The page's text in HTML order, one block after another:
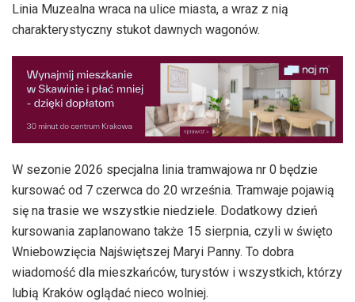
Linia Muzealna wraca na ulice miasta, a wraz z nią
charakterystyczny stukot dawnych wagonów.
W sezonie 2026 specjalna linia tramwajowa nr 0 będzie
kursować od 7 czerwca do 20 września. Tramwaje pojawią
się na trasie we wszystkie niedziele. Dodatkowy dzień
kursowania zaplanowano także 15 sierpnia, czyli w święto
Wniebowzięcia Najświętszej Maryi Panny. To dobra
wiadomość dla mieszkańców, turystów i wszystkich, którzy
lubią Kraków oglądać nieco wolniej.